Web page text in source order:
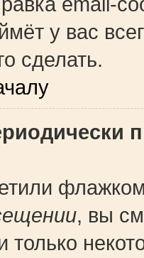
у вас
сделать.
, вы
только